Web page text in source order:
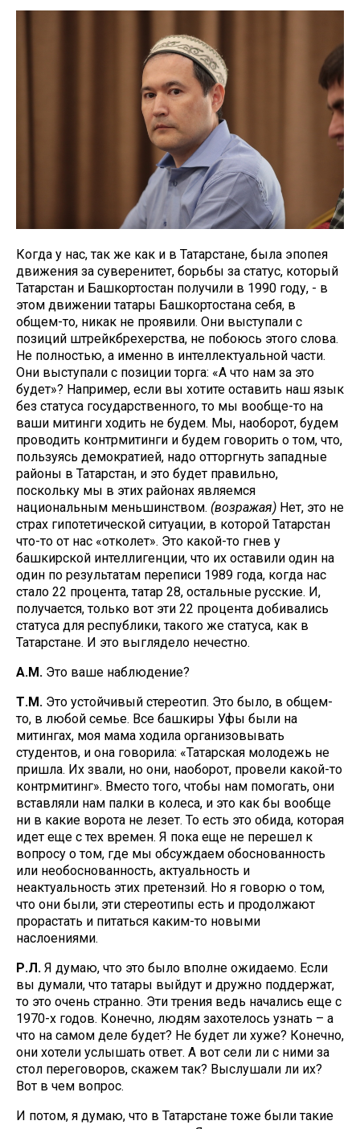
Когда у нас, так же как и в Татарстане, была эпопея
движения за суверенитет, борьбы за статус, который
Татарстан и Башкортостан получили в 1990 году, - в
этом движении татары Башкортостана себя, в
общем-то, никак не проявили. Они выступали с
позиций штрейкбрехерства, не побоюсь этого слова.
Не полностью, а именно в интеллектуальной части.
Они выступали с позиции торга: «А что нам за это
будет»? Например, если вы хотите оставить наш язык
без статуса государственного, то мы вообще-то на
ваши митинги ходить не будем. Мы, наоборот, будем
проводить контрмитинги и будем говорить о том, что,
пользуясь демократией, надо отторгнуть западные
районы в Татарстан, и это будет правильно,
поскольку мы в этих районах являемся
национальным меньшинством. (возражая) Нет, это не
страх гипотетической ситуации, в которой Татарстан
что-то от нас «отколет». Это какой-то гнев у
башкирской интеллигенции, что их оставили один на
один по результатам переписи 1989 года, когда нас
стало 22 процента, татар 28, остальные русские. И,
получается, только вот эти 22 процента добивались
статуса для республики, такого же статуса, как в
Татарстане. И это выглядело нечестно.
А.М. Это ваше наблюдение?
Т.М. Это устойчивый стереотип. Это было, в общем-
то, в любой семье. Все башкиры Уфы были на
митингах, моя мама ходила организовывать
студентов, и она говорила: «Татарская молодежь не
пришла. Их звали, но они, наоборот, провели какой-то
контрмитинг». Вместо того, чтобы нам помогать, они
вставляли нам палки в колеса, и это как бы вообще
ни в какие ворота не лезет. То есть это обида, которая
идет еще с тех времен. Я пока еще не перешел к
вопросу о том, где мы обсуждаем обоснованность
или необоснованность, актуальность и
неактуальность этих претензий. Но я говорю о том,
что они были, эти стереотипы есть и продолжают
прорастать и питаться каким-то новыми
наслоениями.
Р.Л. Я думаю, что это было вполне ожидаемо. Если
вы думали, что татары выйдут и дружно поддержат,
то это очень странно. Эти трения ведь начались еще с
1970-х годов. Конечно, людям захотелось узнать – а
что на самом деле будет? Не будет ли хуже? Конечно,
они хотели услышать ответ. А вот сели ли с ними за
стол переговоров, скажем так? Выслушали ли их?
Вот в чем вопрос.
И потом, я думаю, что в Татарстане тоже были такие